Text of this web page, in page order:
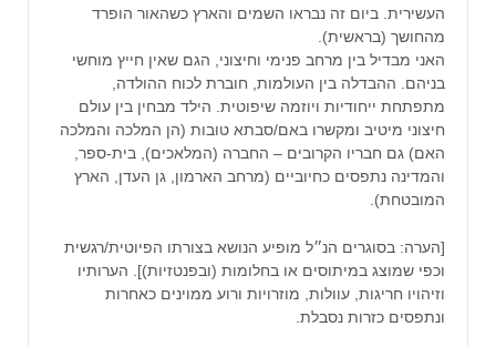
העשירית. ביום זה נבראו השמים והארץ כשהאור הופרד
מהחושך (בראשית).
האני מבדיל בין מרחב פנימי וחיצוני, הגם שאין חייץ מוחשי
בניהם. ההבדלה בין העולמות, חוברת לכוח ההולדה,
מתפתחת ייחודיות ויוזמה שיפוטית. הילד מבחין בין עולם
חיצוני מיטיב ומקשרו באם/סבתא טובות (הן המלכה והמלכה
האם) גם חבריו הקרובים – החברה (המלאכים), בית-ספר,
והמדינה נתפסים כחיוביים (מרחב הארמון, גן העדן, הארץ
המובטחת).
[הערה: בסוגרים הנ״ל מופיע הנושא בצורתו הפיוטית/רגשית
וכפי שמוצג במיתוסים או בחלומות (ובפנטזיות)]. הערותיו
וזיהויו חריגות, עוולות, מוזרויות ורוע ממוינים כאחרות
ונתפסים כזרות נסבלת.